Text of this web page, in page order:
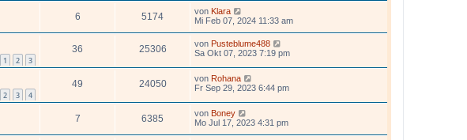
6 5174 von Klara
Mi Feb 07, 2024 11:33 am
1 2 3
36 25306 von Pusteblume488
Sa Okt 07, 2023 7:19 pm
2 3 4
49 24050 von Rohana
Fr Sep 29, 2023 6:44 pm
7 6385 von Boney
Mo Jul 17, 2023 4:31 pm